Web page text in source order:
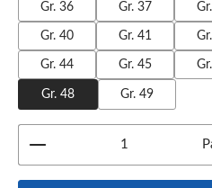
Gr. 36 Gr. 37
Gr. 40 Gr. 41
Gr. 44 Gr. 45
Gr. 48 Gr. 49
Produkt Anzahl: Gib den